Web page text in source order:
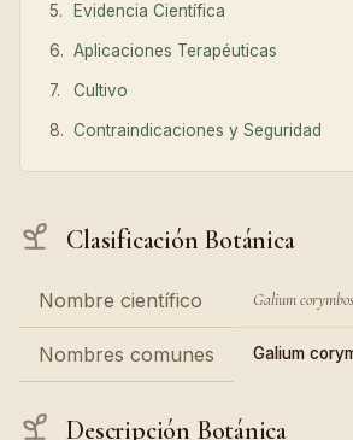
Evidencia Científica
Aplicaciones Terapéuticas
Cultivo
Contraindicaciones y Seguridad
Clasificación Botánica
Nombre científico Galium
Nombres comunes Galium
Descripción Botánica